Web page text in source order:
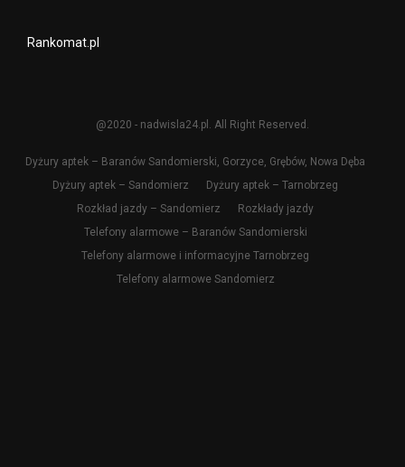
Rankomat.pl
@2020 - nadwisla24.pl. All Right Reserved.
Dyżury aptek – Baranów Sandomierski, Gorzyce, Grębów, Nowa Dęba
Dyżury aptek – Sandomierz
Dyżury aptek – Tarnobrzeg
Rozkład jazdy – Sandomierz
Rozkłady jazdy
Telefony alarmowe – Baranów Sandomierski
Telefony alarmowe i informacyjne Tarnobrzeg
Telefony alarmowe Sandomierz